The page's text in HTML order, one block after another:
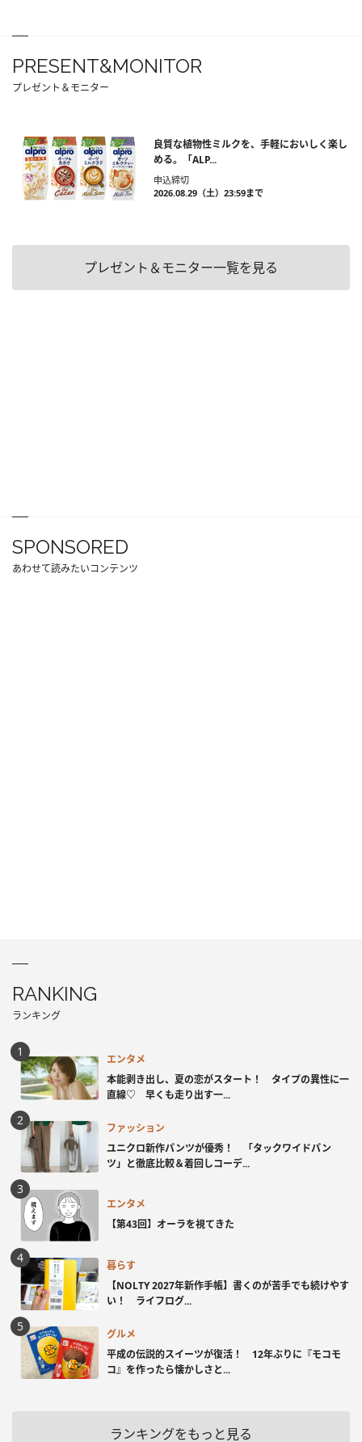
PRESENT&MONITOR
プレゼント＆モニター
良質な植物性ミルクを、手軽においしく楽し
める。「ALP...
申込締切
2026.08.29（土）23:59まで
プレゼント＆モニター一覧を見る
SPONSORED
あわせて読みたいコンテンツ
RANKING
ランキング
エンタメ
本能剥き出し、夏の恋がスタート！ タイプの異性に一
直線♡ 早くも走り出す一...
ファッション
ユニクロ新作パンツが優秀！ 「タックワイドパン
ツ」と徹底比較＆着回しコーデ...
エンタメ
【第43回】オーラを視てきた
暮らす
【NOLTY 2027年新作手帳】書くのが苦手でも続けやす
い！ ライフログ...
グルメ
平成の伝説的スイーツが復活！ 12年ぶりに『モコモ
コ』を作ったら懐かしさと...
ランキングをもっと見る